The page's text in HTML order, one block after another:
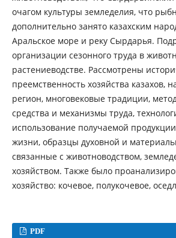
очагом культуры земледелия, что
дополнительно занято казахским
Аральское море и реку Сырдарья.
организации сезонного труда в
растениеводстве. Рассмотрены
преемственность хозяйства казахов,
регион, многовековые традиции,
средства и механизмы труда,
использование получаемой
жизни, образцы духовной и
связанные с животноводством,
хозяйством. Также было
хозяйство: кочевое, полукочевое,
PDF